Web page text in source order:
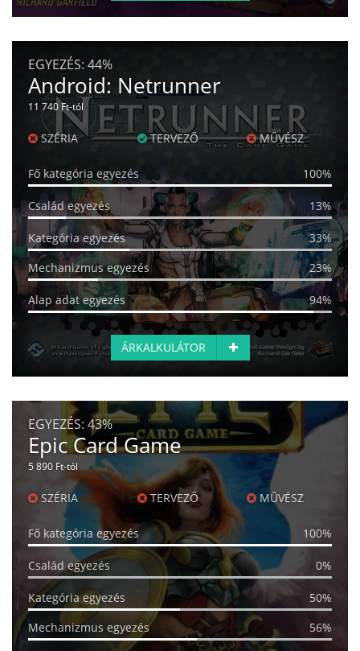
EGYEZÉS: 44%
Android: Netrunner
11 740 Ft-tól
SZÉRIA TERVEZŐ MŰVÉSZ
Fő kategória egyezés 100%
Család egyezés 13%
Kategória egyezés
33%
Mechanizmus egyezés
23%
Alap adat egyezés 94%
ÁRKALKULÁTOR
EGYEZÉS: 43%
Epic Card Game
5 890 Ft-tól
SZÉRIA TERVEZŐ MŰVÉSZ
Fő kategória egyezés 100%
Család egyezés 0%
Kategória egyezés
50%
Mechanizmus egyezés
56%